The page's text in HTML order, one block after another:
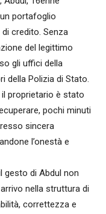
portafoglio
credito. Senza
del legittimo
gli uffici della
della Polizia di Stato.
il proprietario è stato
pochi minuti
sincera
l’onestà e
gesto di Abdul non
nella struttura di
correttezza e